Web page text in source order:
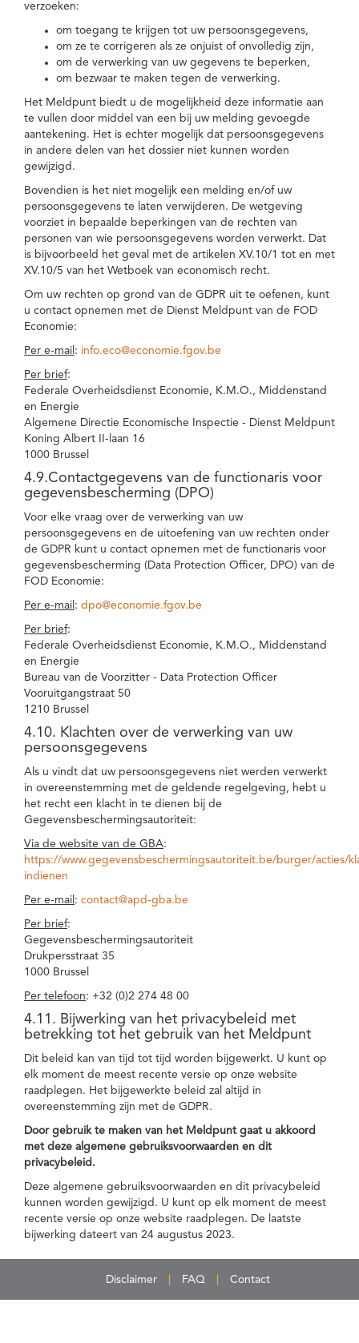
verzoeken:
om toegang te krijgen tot uw persoonsgegevens,
om ze te corrigeren als ze onjuist of onvolledig zijn,
om de verwerking van uw gegevens te beperken,
om bezwaar te maken tegen de verwerking.
Het Meldpunt biedt u de mogelijkheid deze informatie aan
te vullen door middel van een bij uw melding gevoegde
aantekening. Het is echter mogelijk dat persoonsgegevens
in andere delen van het dossier niet kunnen worden
gewijzigd.
Bovendien is het niet mogelijk een melding en/of uw
persoonsgegevens te laten verwijderen. De wetgeving
voorziet in bepaalde beperkingen van de rechten van
personen van wie persoonsgegevens worden verwerkt. Dat
is bijvoorbeeld het geval met de artikelen XV.10/1 tot en met
XV.10/5 van het Wetboek van economisch recht.
Om uw rechten op grond van de GDPR uit te oefenen, kunt
u contact opnemen met de Dienst Meldpunt van de FOD
Economie:
Per e-mail : info.eco@economie.fgov.be
Per brief:
Federale Overheidsdienst Economie, K.M.O., Middenstand
en Energie
Algemene Directie Economische Inspectie - Dienst Meldpunt
Koning Albert II-laan 16
1000 Brussel
4.9.Contactgegevens van de functionaris voor
gegevensbescherming (DPO)
Voor elke vraag over de verwerking van uw
persoonsgegevens en de uitoefening van uw rechten onder
de GDPR kunt u contact opnemen met de functionaris voor
gegevensbescherming (Data Protection Officer, DPO) van de
FOD Economie:
Per e-mail : dpo@economie.fgov.be
Per brief:
Federale Overheidsdienst Economie, K.M.O., Middenstand
en Energie
Bureau van de Voorzitter - Data Protection Officer
Vooruitgangstraat 50
1210 Brussel
4.10. Klachten over de verwerking van uw
persoonsgegevens
Als u vindt dat uw persoonsgegevens niet werden verwerkt
in overeenstemming met de geldende regelgeving, hebt u
het recht een klacht in te dienen bij de
Gegevensbeschermingsautoriteit:
Via de website van de GBA:
https://www.gegevensbeschermingsautoriteit.be/burger/acties/
indienen
Per e-mail : contact@apd-gba.be
Per brief:
Gegevensbeschermingsautoriteit
Drukpersstraat 35
1000 Brussel
Per telefoon: +32 (0)2 274 48 00
4.11. Bijwerking van het privacybeleid met
betrekking tot het gebruik van het Meldpunt
Dit beleid kan van tijd tot tijd worden bijgewerkt. U kunt op
elk moment de meest recente versie op onze website
raadplegen. Het bijgewerkte beleid zal altijd in
overeenstemming zijn met de GDPR.
Door gebruik te maken van het Meldpunt gaat u akkoord
met deze algemene gebruiksvoorwaarden en dit
privacybeleid.
Deze algemene gebruiksvoorwaarden en dit privacybeleid
kunnen worden gewijzigd. U kunt op elk moment de meest
recente versie op onze website raadplegen. De laatste
bijwerking dateert van 24 augustus 2023.
Disclaimer FAQ Contact